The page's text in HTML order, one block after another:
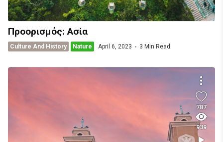
Προορισμός: Ασία
Culture And History Nature April 6, 2023 3 Min Read
787
939